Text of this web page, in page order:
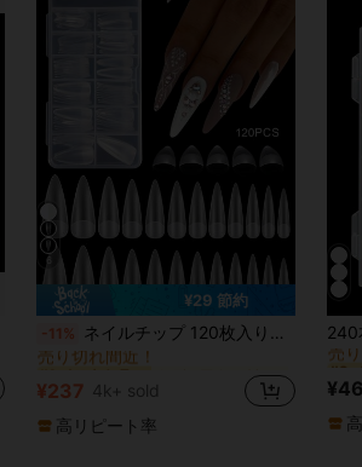
6
¥29 節約
-11% ネイルチップ 120枚入りボックス、マット仕上げ、シームレス、ネイルエクステンション、フルカバー ウォータードロップマット偽ネイル、着用・使用が簡単、プレスオンマニキュア用品
#1 ベストセラー ミディアム つけ爪チップ
売り切れ間近！
#1 ベストセラー
売り切れ間近！
#1 ベストセラー
売り切れ間近！
#1 ベストセラー ミディアム つけ爪チップ
売り切れ間近！
¥237
4k+ sold
高リピート率
#2
売
#2
売
#2
売
#2
売